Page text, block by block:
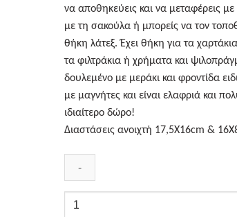
να αποθηκεύεις και να μεταφέρεις
με τη σακούλα ή μπορείς να τον
θήκη λάτεξ. Έχει θήκη για τα
τα φιλτράκια ή χρήματα και
δουλεμένο με μεράκι και φροντίδα
με μαγνήτες και είναι ελαφριά και
ιδιαίτερο δώρο!
Διαστάσεις ανοιχτή 17,5Χ16cm &
Καπνοθήκη